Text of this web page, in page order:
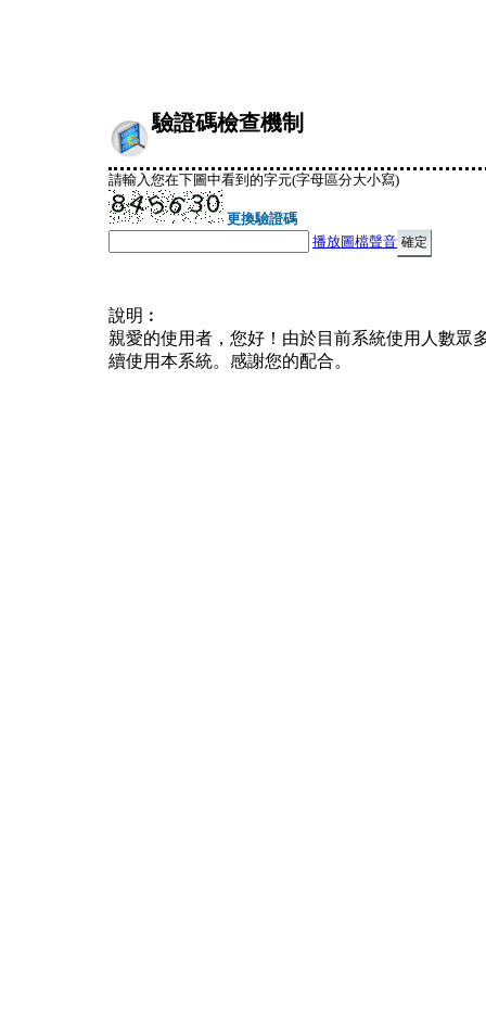
驗證碼檢查機制
請輸入您在下圖中看到的字元(字母區分大小寫)
更換驗證碼
播放圖檔聲音
說明︰
親愛的使用者，您好！由於目前系統使用人數眾
續使用本系統。感謝您的配合。